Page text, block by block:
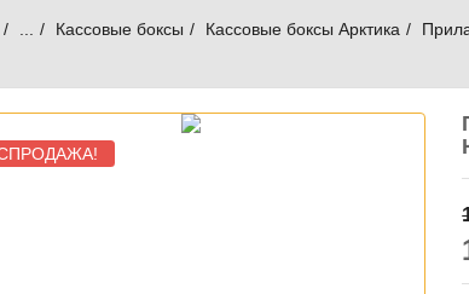
Кассовые боксы Кассовые боксы Арктика